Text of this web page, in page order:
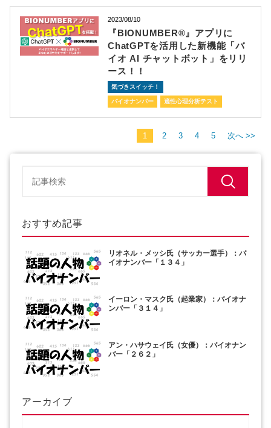
2023/08/10
『BIONUMBER®』アプリに
ChatGPTを活用した新機能「バ
イオ AI チャットボット」をリリ
ース！！
気づきスイッチ！
バイオナンバー 適性心理分析テスト
1 2 3 4 5 次へ >>
おすすめ記事
リオネル・メッシ氏（サッカー選手）：バ
イオナンバー「１３４」
イーロン・マスク氏（起業家）：バイオナ
ンバー「３１４」
アン・ハサウェイ氏（女優）：バイオナン
バー「２６２」
アーカイブ